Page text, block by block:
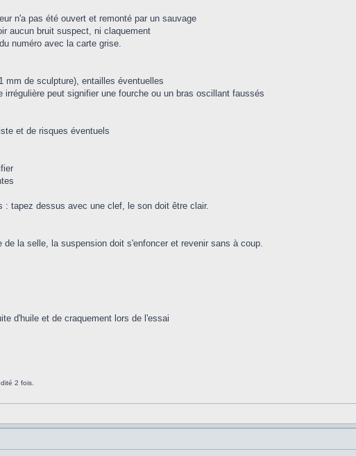
n'a pas été ouvert et remonté par un sauvage
aucun bruit suspect, ni claquement
numéro avec la carte grise.
mm de sculpture), entailles éventuelles
peut signifier une fourche ou un bras oscillant faussés
et de risques éventuels
: tapez dessus avec une clef, le son doit être clair.
de la selle, la suspension doit s'enfoncer et revenir sans à coup.
d'huile et de craquement lors de l'essai
2 fois.